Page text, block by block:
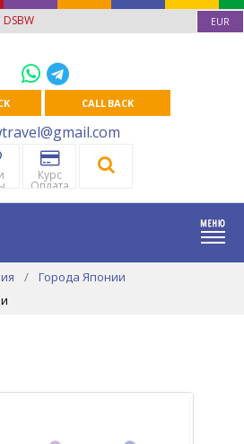
EUR
CALL BACK
Курс
Оплата
Города Японии